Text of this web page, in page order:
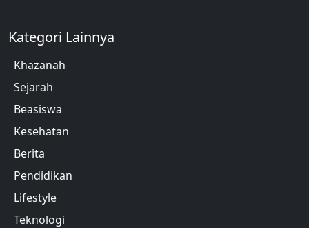
Kategori Lainnya
Khazanah
Sejarah
Beasiswa
Kesehatan
Berita
Pendidikan
Lifestyle
Teknologi